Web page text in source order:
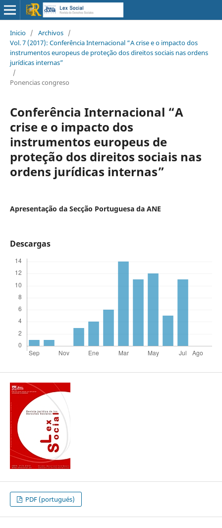
Inicio / Archivos /
Vol. 7 (2017): Conferência Internacional “A crise e o impacto dos
instrumentos europeus de proteção dos direitos sociais nas ordens
jurídicas internas”
/
Ponencias congreso
Conferência Internacional “A
crise e o impacto dos
instrumentos europeus de
proteção dos direitos sociais nas
ordens jurídicas internas”
Apresentação da Secção Portuguesa da ANE
Descargas
PDF (portugués)